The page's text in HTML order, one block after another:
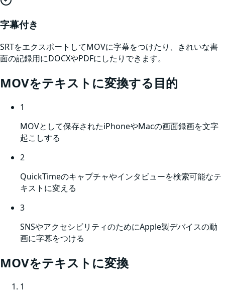
字幕付き
SRTをエクスポートしてMOVに字幕をつけたり、きれいな書
面の記録用にDOCXやPDFにしたりできます。
MOVをテキストに変換する目的
1
MOVとして保存されたiPhoneやMacの画面録画を文字
起こしする
2
QuickTimeのキャプチャやインタビューを検索可能なテ
キストに変える
3
SNSやアクセシビリティのためにApple製デバイスの動
画に字幕をつける
MOVをテキストに変換
1